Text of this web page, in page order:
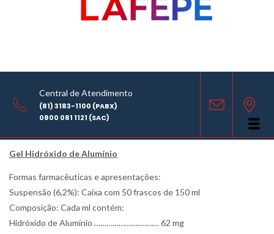
Central de Atendimento
(81) 3183-1100 (PABX)
0800 081 1121 (SAC)
COMPARTILHE
Antiácido/Antiulcerogênico
Gel Hidróxido de Alumínio
Formas farmacêuticas e apresentações:
Suspensão (6,2%): Caixa com 50 frascos de 150 ml
Composição: Cada ml contém:
Hidróxido de Alumínio …………………..……… 62 mg